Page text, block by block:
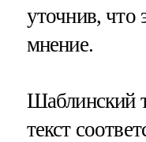
уточнив, что
мнение.
Шаблинский
текст